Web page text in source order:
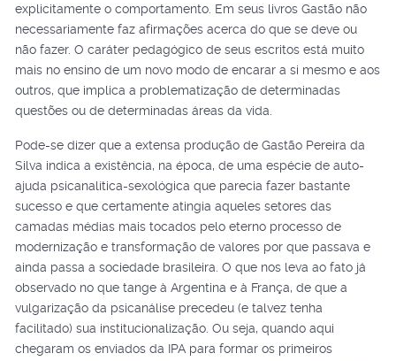
explicitamente o comportamento. Em seus livros Gastão não
necessariamente faz afirmações acerca do que se deve ou
não fazer. O caráter pedagógico de seus escritos está muito
mais no ensino de um novo modo de encarar a si mesmo e aos
outros, que implica a problematização de determinadas
questões ou de determinadas áreas da vida.
Pode-se dizer que a extensa produção de Gastão Pereira da
Silva indica a existência, na época, de uma espécie de auto-
ajuda psicanalítica-sexológica que parecia fazer bastante
sucesso e que certamente atingia aqueles setores das
camadas médias mais tocados pelo eterno processo de
modernização e transformação de valores por que passava e
ainda passa a sociedade brasileira. O que nos leva ao fato já
observado no que tange à Argentina e à França, de que a
vulgarização da psicanálise precedeu (e talvez tenha
facilitado) sua institucionalização. Ou seja, quando aqui
chegaram os enviados da IPA para formar os primeiros